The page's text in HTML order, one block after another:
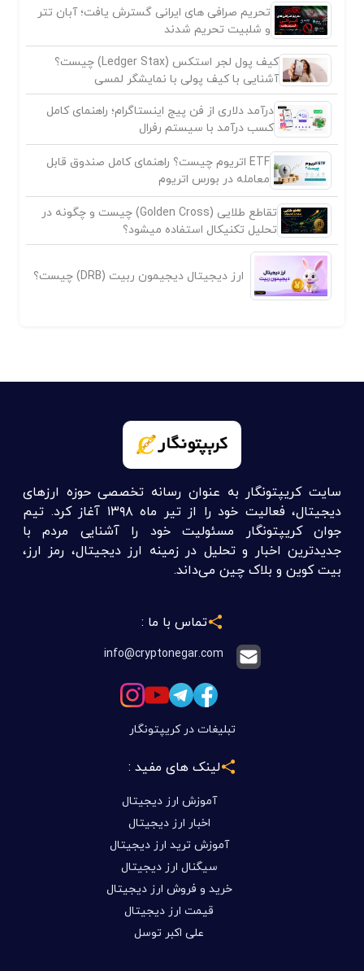
تحریم صرافی های ایرانی گسترش یافت؛ آبان تتر
و شلبیت تحریم شدند
کیف پول لجر استکس (Ledger Stax) چیست؟
آشنایی با کیف پولی با نمایشگر لمسی
درآمد دلاری از فن پیج اینستاگرام؛ راهنمای کامل
کسب درآمد با سیستم رفرال
ETF اتریوم چیست؟ راهنمای کامل صندوق قابل
معامله در بورس اتریوم
تقاطع طلایی (Golden Cross) چیست و چگونه در
تحلیل تکنیکال استفاده میشود؟
ارز دیجیتال دیجیمون ربیت (DRB) چیست؟
سایت کریپتونگار به عنوان رسانه تخصصی حوزه ارزهای
دیجیتال، فعالیت خود را از تیر ماه ۱۳۹۸ آغاز کرد. تیم
جوان کریپتونگار مسئولیت خود را آشنایی مردم با
جدیدترین اخبار و تحلیل در زمینه ارز دیجیتال، رمز ارز،
بیت کوین و بلاک چین می‌داند.
تماس با ما :
info@cryptonegar.com
تبلیغات در کریپتونگار
لینک های مفید :
آموزش ارز دیجیتال
اخبار ارز دیجیتال
آموزش ترید ارز دیجیتال
سیگنال ارز دیجیتال
خرید و فروش ارز دیجیتال
قیمت ارز دیجیتال
علی اکبر توسل